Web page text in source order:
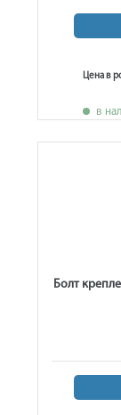
Цена в
в
Болт